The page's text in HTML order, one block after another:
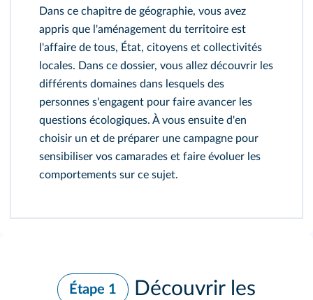
Dans ce chapitre de géographie, vous avez
appris que l'aménagement du territoire est
l'affaire de tous, État, citoyens et collectivités
locales. Dans ce dossier, vous allez découvrir les
différents domaines dans lesquels des
personnes s'engagent pour faire avancer les
questions écologiques. À vous ensuite d'en
choisir un et de préparer une campagne pour
sensibiliser vos camarades et faire évoluer les
comportements sur ce sujet.
Étape 1
Découvrir les